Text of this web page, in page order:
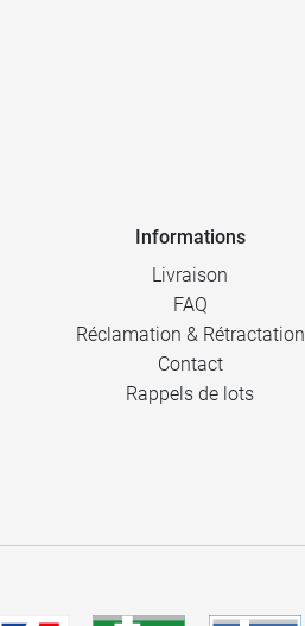
Informations
Livraison
FAQ
Réclamation & Rétractation
Contact
Rappels de lots